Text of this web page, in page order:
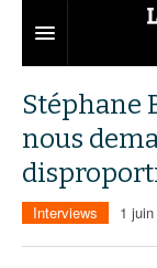
Grand Paris
Territoires
Entreprises
Départements
Stéphane
nous
Interviews 1